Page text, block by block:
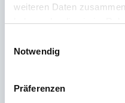
weiteren Daten
haben oder die sie im
Notwendig
Präferenzen